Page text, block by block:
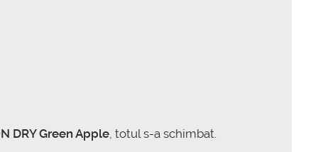
DRY Green Apple, totul s-a schimbat.